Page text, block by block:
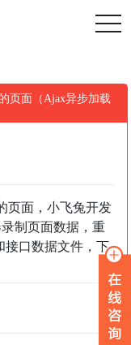
页面（Ajax异步加载
页面，小飞兔开发
制页面数据，重
接口数据文件，下